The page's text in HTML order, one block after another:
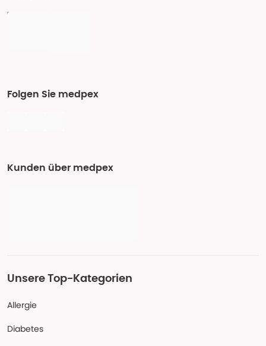
Folgen Sie medpex
Kunden über medpex
Unsere Top-Kategorien
Allergie
Diabetes